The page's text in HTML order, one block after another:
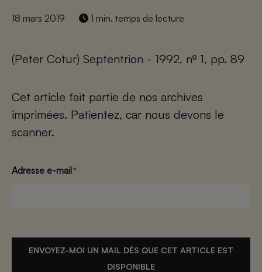
18 mars 2019 1 min. temps de lecture
(Peter Cotur) Septentrion - 1992, nº 1, pp. 89
Cet article fait partie de nos archives
imprimées. Patientez, car nous devons le
scanner.
Adresse e-mail*
ENVOYEZ-MOI UN MAIL DÈS QUE CET ARTICLE EST
DISPONIBLE